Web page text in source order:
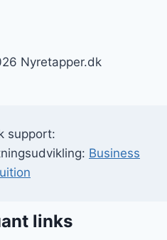
Nyretapper.dk
support:
Business
links